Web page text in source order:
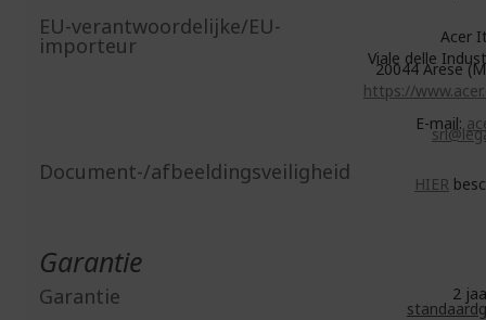
EU-verantwoordelijke/EU-
importeur
Acer
Viale delle
20044 Arese
https://
E-mail:
Document-/afbeeldingsveiligheid HIER
Garantie
Garantie 2